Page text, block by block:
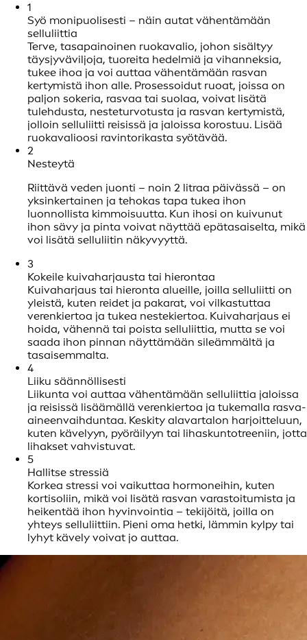
1
Syö monipuolisesti – näin autat vähentämään
selluliittia
Terve, tasapainoinen ruokavalio, johon sisältyy
täysjyväviljoja, tuoreita hedelmiä ja vihanneksia,
tukee ihoa ja voi auttaa vähentämään rasvan
kertymistä ihon alle. Prosessoidut ruoat, joissa on
paljon sokeria, rasvaa tai suolaa, voivat lisätä
tulehdusta, nesteturvotusta ja rasvan kertymistä,
jolloin selluliitti reisissä ja jaloissa korostuu. Lisää
ruokavalioosi ravintorikasta syötävää.
2
Nesteytä
Riittävä veden juonti – noin 2 litraa päivässä – on
yksinkertainen ja tehokas tapa tukea ihon
luonnollista kimmoisuutta. Kun ihosi on kuivunut
ihon sävy ja pinta voivat näyttää epätasaiselta, mikä
voi lisätä selluliitin näkyvyyttä.
3
Kokeile kuivaharjausta tai hierontaa
Kuivaharjaus tai hieronta alueille, joilla selluliitti on
yleistä, kuten reidet ja pakarat, voi vilkastuttaa
verenkiertoa ja tukea nestekiertoa. Kuivaharjaus ei
hoida, vähennä tai poista selluliittia, mutta se voi
saada ihon pinnan näyttämään sileämmältä ja
tasaisemmalta.
4
Liiku säännöllisesti
Liikunta voi auttaa vähentämään selluliittia jaloissa
ja reisissä lisäämällä verenkiertoa ja tukemalla rasva-
aineenvaihduntaa. Keskity alavartalon harjoitteluun,
kuten kävelyyn, pyöräilyyn tai lihaskuntotreeniin, jotta
lihakset vahvistuvat.
5
Hallitse stressiä
Korkea stressi voi vaikuttaa hormoneihin, kuten
kortisoliin, mikä voi lisätä rasvan varastoitumista ja
heikentää ihon hyvinvointia – tekijöitä, joilla on
yhteys selluliittiin. Pieni oma hetki, lämmin kylpy tai
lyhyt kävely voivat jo auttaa.